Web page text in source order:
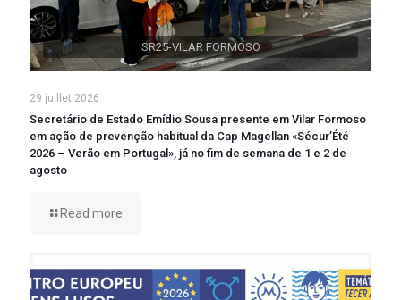
SR25-VILAR FORMOSO
29 juillet 2026
Secretário de Estado Emídio Sousa presente em Vilar Formoso
em ação de prevenção habitual da Cap Magellan «Sécur’Été
2026 – Verão em Portugal», já no fim de semana de 1 e 2 de
agosto
Read more